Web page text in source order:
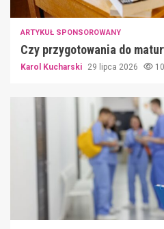
ARTYKUŁ SPONSOROWANY
Czy przygotowania do
Karol Kucharski 29 lipca 2026